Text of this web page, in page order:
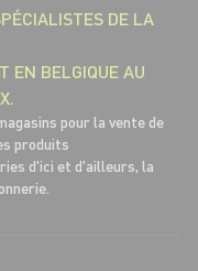
DE LA
EN BELGIQUE AU
pour la vente de
produits
d'ici et d'ailleurs, la